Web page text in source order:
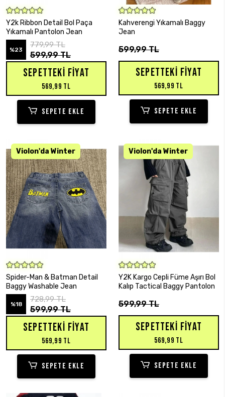
SEPETE EKLE
Y2k Ribbon Detail Bol Paça
Yıkamalı Pantolon Jean
%23
779,99 TL
599,99 TL
SEPETTEKI FIYAT
569,99 TL
SEPETE EKLE
SEPETE EKLE
Kahverengi Yıkamalı Baggy
Jean
599,99 TL
SEPETTEKI FIYAT
569,99 TL
SEPETE EKLE
SEPETE EKLE
Spider-Man & Batman Detail
Baggy Washable Jean
%18
728,99 TL
599,99 TL
SEPETTEKI FIYAT
569,99 TL
SEPETE EKLE
SEPETE EKLE
Y2K Kargo Cepli Füme Aşırı Bol
Kalıp Tactical Baggy Pantolon
599,99 TL
SEPETTEKI FIYAT
569,99 TL
SEPETE EKLE